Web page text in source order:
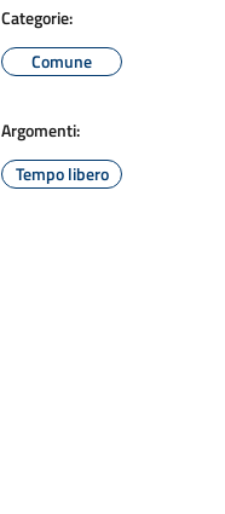
Categorie:
Comune
Argomenti:
Tempo libero